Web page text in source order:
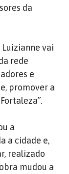
da
Luizianne vai
rede
e
promover a
a
a cidade e,
realizado
mudou a